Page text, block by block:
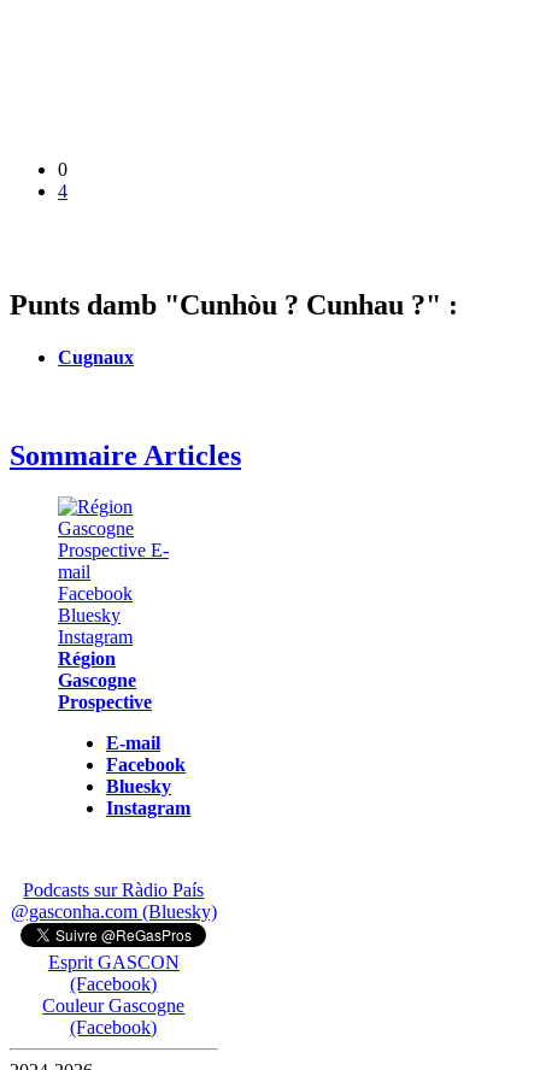
0
4
Punts damb "Cunhòu ? Cunhau ?" :
Cugnaux
Sommaire Articles
Région
Gascogne
Prospective
E-mail
Facebook
Bluesky
Instagram
Podcasts sur Ràdio País
@gasconha.com (Bluesky)
Esprit GASCON
(Facebook)
Couleur Gascogne
(Facebook)